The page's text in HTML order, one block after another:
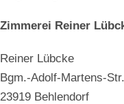
Zimmerei Reiner
Reiner Lübcke
Bgm.-Adolf-Martens-
23919 Behlendorf